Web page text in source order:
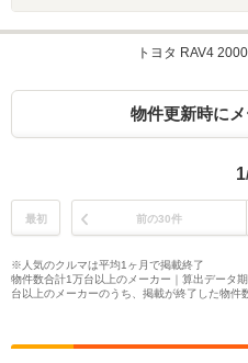
トヨタ RAV4
物件更新時に
1
最初 前の30件
※人気のクルマは平均1ヶ月で掲載終了
物件数合計1万台以上のメーカー｜算出データ
台以上のメーカーのうち、掲載が終了した物件